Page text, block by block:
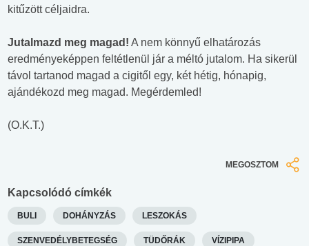
kitűzött céljaidra.
Jutalmazd meg magad! A nem könnyű elhatározás
eredményeképpen feltétlenül jár a méltó jutalom. Ha sikerül
távol tartanod magad a cigitől egy, két hétig, hónapig,
ajándékozd meg magad. Megérdemled!
(O.K.T.)
MEGOSZTOM
Kapcsolódó címkék
BULI DOHÁNYZÁS LESZOKÁS
SZENVEDÉLYBETEGSÉG TÜDŐRÁK VÍZIPIPA